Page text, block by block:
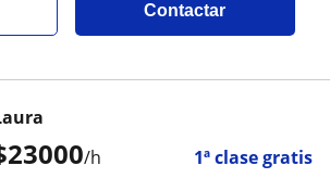
Contactar
23000/h 1ª clase gratis